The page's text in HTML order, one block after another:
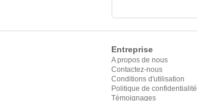
Entreprise
A propos de nous
Contactez-nous
Conditions d'utilisation
Politique de confidentialité
Témoignages